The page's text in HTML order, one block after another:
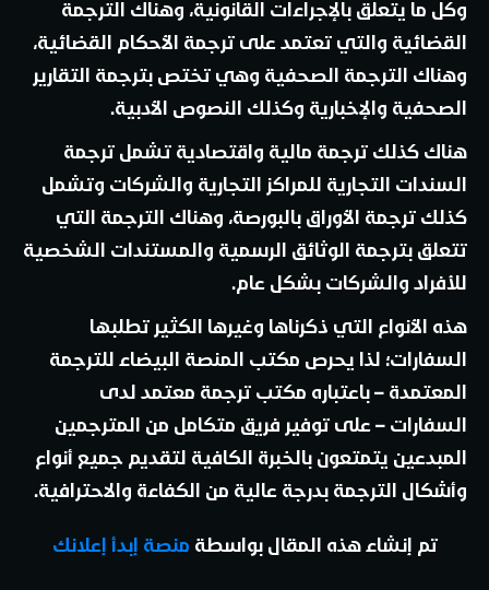
وكل ما يتعلق بالإجراءات القانونية، وهناك الترجمة
القضائية والتي تعتمد على ترجمة الأحكام القضائية،
وهناك الترجمة الصحفية وهي تختص بترجمة التقارير
الصحفية والإخبارية وكذلك النصوص الأدبية.
هناك كذلك ترجمة مالية واقتصادية تشمل ترجمة
السندات التجارية للمراكز التجارية والشركات وتشمل
كذلك ترجمة الأوراق بالبورصة، وهناك الترجمة التي
تتعلق بترجمة الوثائق الرسمية والمستندات الشخصية
للأفراد والشركات بشكل عام.
هذه الأنواع التي ذكرناها وغيرها الكثير تطلبها
السفارات؛ لذا يحرص مكتب المنصة البيضاء للترجمة
المعتمدة – باعتباره مكتب ترجمة معتمد لدى
السفارات – على توفير فريق متكامل من المترجمين
المبدعين يتمتعون بالخبرة الكافية لتقديم جميع أنواع
وأشكال الترجمة بدرجة عالية من الكفاءة والاحترافية.
تم إنشاء هذه المقال بواسطة منصة إبدأ إعلانك